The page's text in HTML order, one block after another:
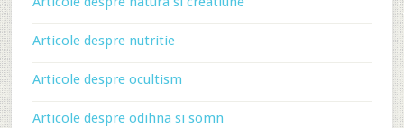
Articole despre nutritie
Articole despre ocultism
Articole despre odihna si somn